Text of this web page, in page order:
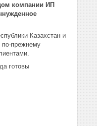
компании ИП
Казахстан и
по-прежнему
готовы